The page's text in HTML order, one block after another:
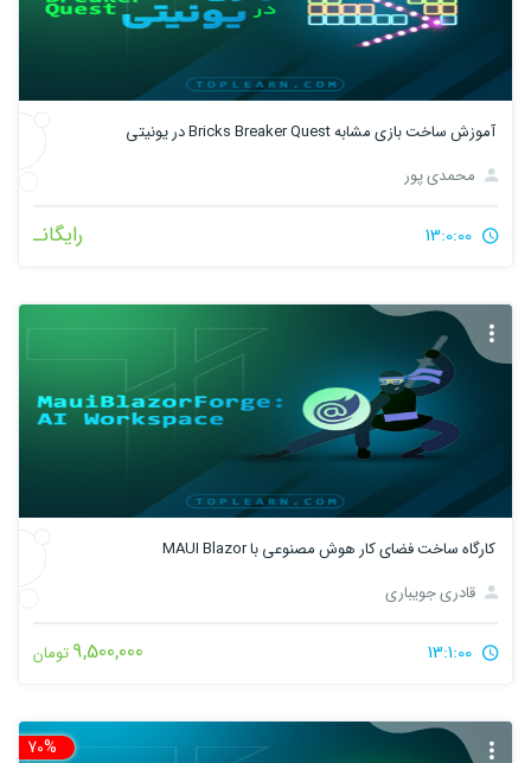
آموزش ساخت بازی مشابه Bricks Breaker Quest در یونیتی
محمدی پور
رایگانـ
کارگاه ساخت فضای کار هوش مصنوعی با MAUI Blazor
قادری جویباری
9,500,000تومان
70%